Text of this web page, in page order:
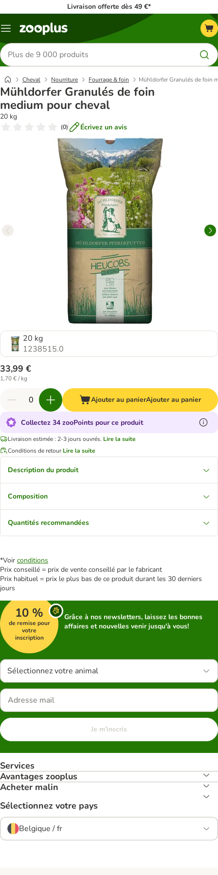
Livraison offerte dès 49 €*
Menu
Rechercher
des
produits
Cheval Nourriture Fourrage & foin Mühldorfer Granulés de foin
Mühldorfer Granulés de foin
medium pour cheval
20 kg
(0) Écrivez un avis
20 kg
1238515.0
33,99 €
1,70 € / kg
Ajouter au panierAjouter au panier
Collectez 34 zooPoints pour ce produit
Livraison estimée : 2-3 jours ouvrés. Lire la suite
Conditions de retour Lire la suite
Description du produit
Composition
Quantités recommandées
*Voir conditions
Prix conseillé = prix de vente conseillé par le fabricant
Prix habituel = prix le plus bas de ce produit durant les 30 derniers
jours
10 %
de remise pour
votre
inscription
Grâce à nos newsletters, laissez les bonnes
affaires et nouvelles venir jusqu'à vous!
Sélectionnez votre animal
Je m'inscris
Services
Avantages zooplus
Acheter malin
Sélectionnez votre pays
Belgique / fr